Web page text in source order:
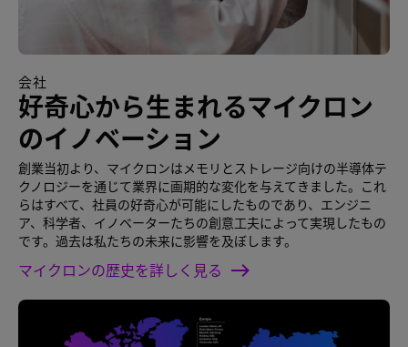
会社
好奇心から生まれるマイクロン
のイノベーション
創業当初より、マイクロンはメモリとストレージ向けの半導体テ
クノロジーを通じて業界に画期的な変化を与えてきました。これ
らはすべて、社員の好奇心が可能にしたものであり、エンジニ
ア、科学者、イノベーターたちの創意工夫によって実現したもの
です。過去は私たちの未来に影響を及ぼします。
マイクロンの歴史を詳しく見る